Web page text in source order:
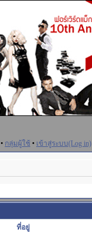
• กลุ่มผู้ใช้ • เข้าสู่ระบบ(Log in)
ที่อยู่